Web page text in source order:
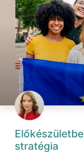
stratégia